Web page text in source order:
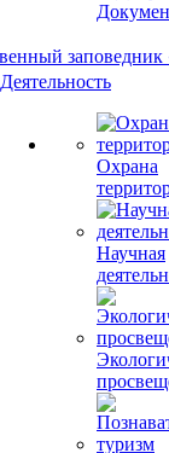
Деятельность
Охрана
Научная